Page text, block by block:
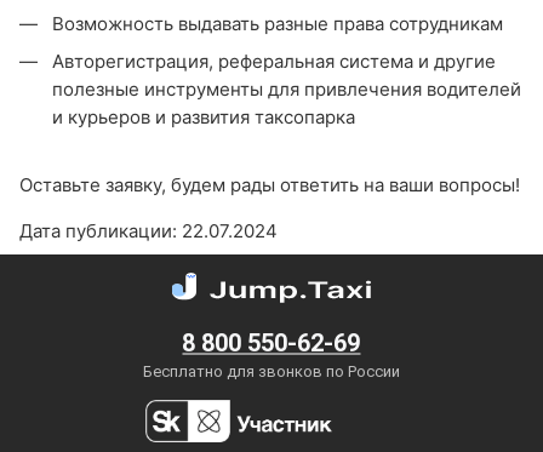
Возможность выдавать разные права сотрудникам
Авторегистрация, реферальная система и другие
полезные инструменты для привлечения водителей
и курьеров и развития таксопарка
Оставьте заявку, будем рады ответить на ваши вопросы!
Дата публикации: 22.07.2024
8 800 550-62-69
Бесплатно для звонков по России